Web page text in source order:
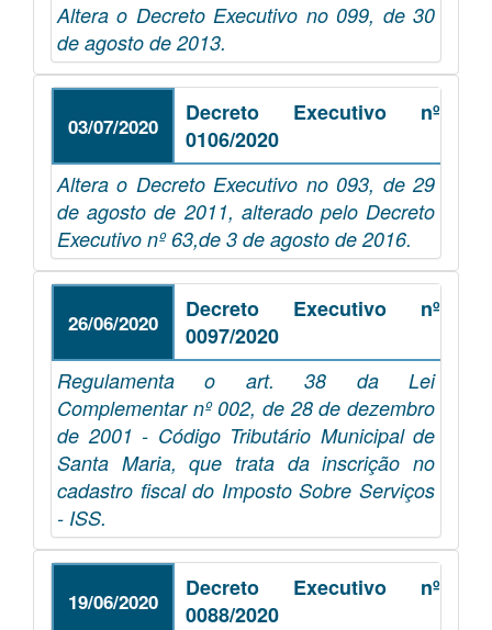
Altera o Decreto Executivo no 099, de 30
de agosto de 2013.
03/07/2020
Decreto Executivo nº
0106/2020
Altera o Decreto Executivo no 093, de 29
de agosto de 2011, alterado pelo Decreto
Executivo nº 63,de 3 de agosto de 2016.
26/06/2020
Decreto Executivo nº
0097/2020
Regulamenta o art. 38 da Lei
Complementar nº 002, de 28 de dezembro
de 2001 - Código Tributário Municipal de
Santa Maria, que trata da inscrição no
cadastro fiscal do Imposto Sobre Serviços
- ISS.
19/06/2020
Decreto Executivo nº
0088/2020